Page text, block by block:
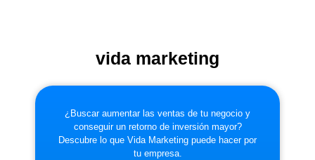
vida marketing
¿Buscar aumentar las ventas de tu negocio y
conseguir un retorno de inversión mayor?
Descubre lo que Vida Marketing puede hacer por
tu empresa.